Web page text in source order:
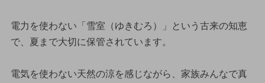
電力を使わない「雪室（ゆきむろ）」という古来の知恵
で、夏まで大切に保管されています。
電気を使わない天然の涼を感じながら、家族みんなで真